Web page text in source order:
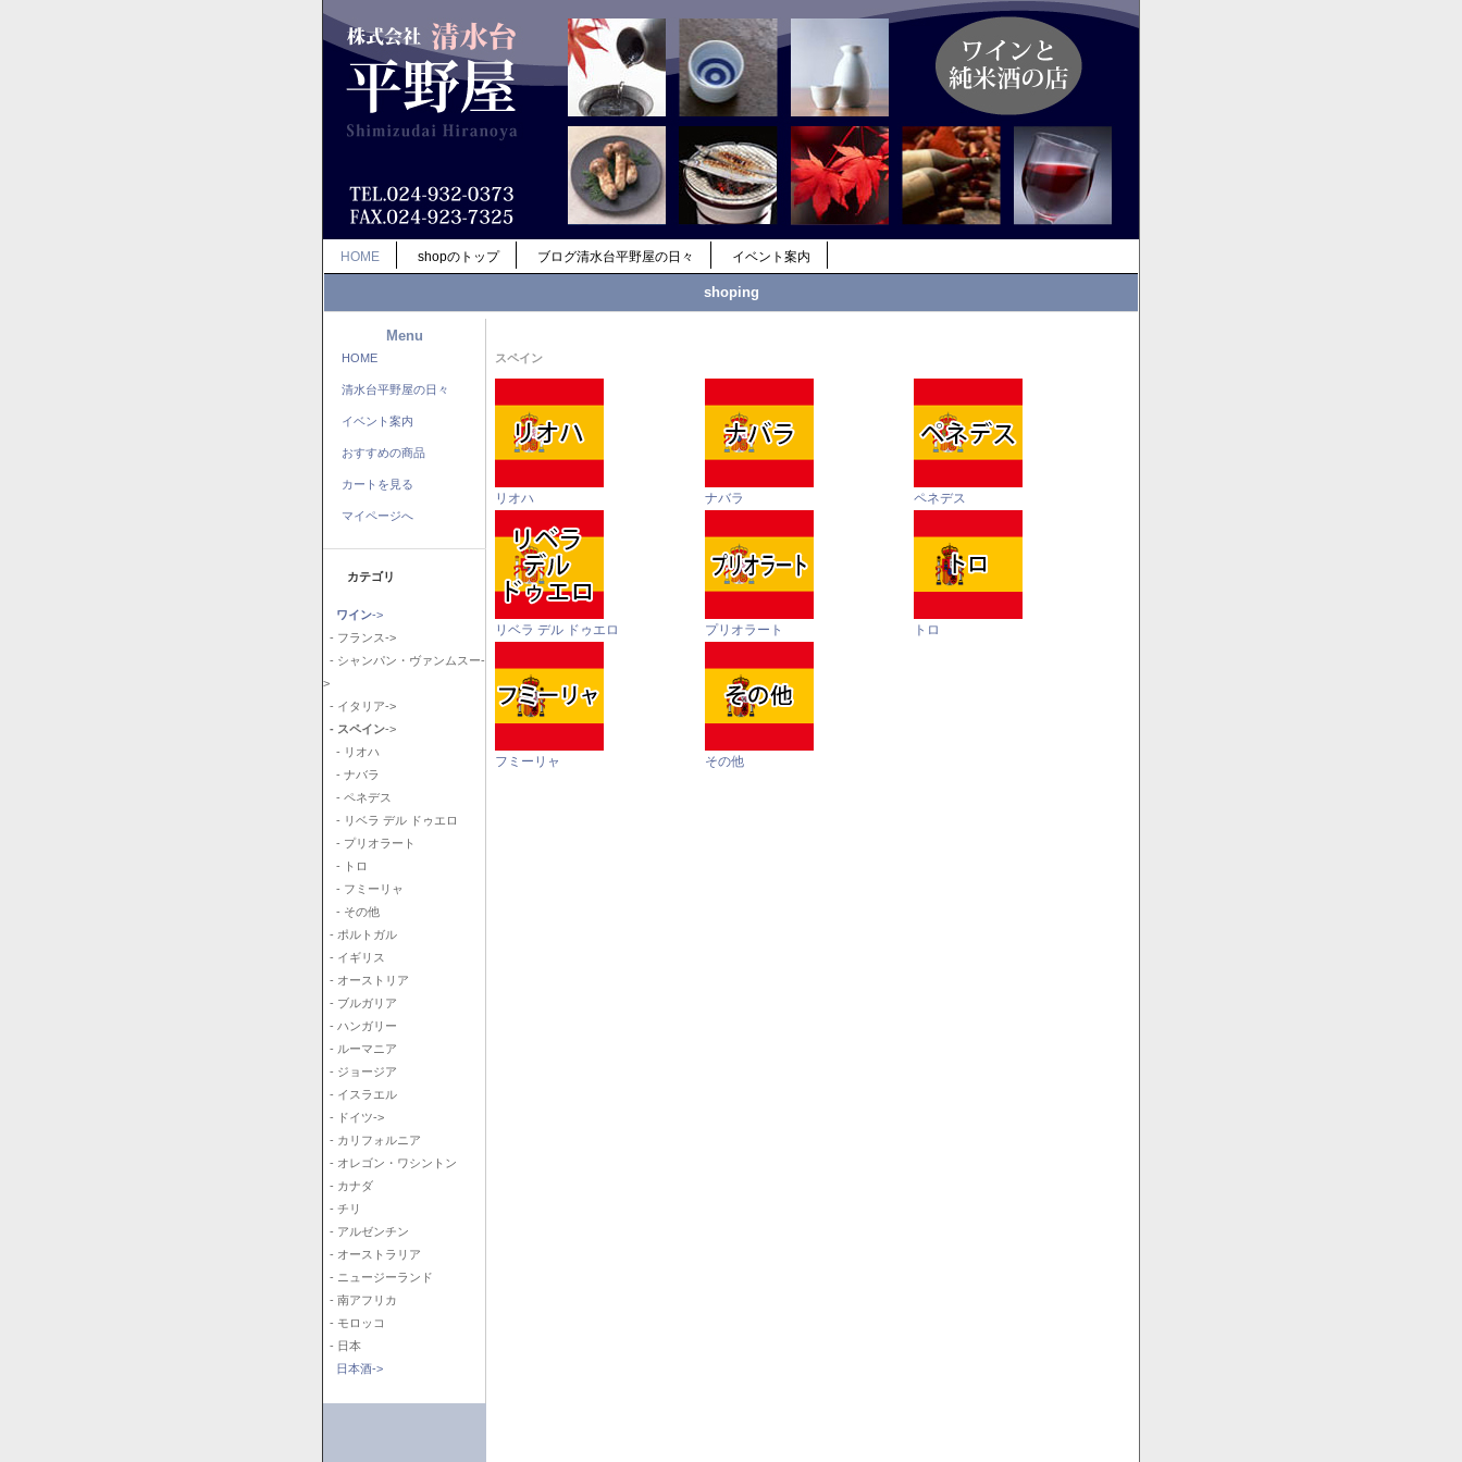
HOME shopのトップ ブログ清水台平野屋の日々 イベント案内
shoping
Menu
HOME
清水台平野屋の日々
イベント案内
おすすめの商品
カートを見る
マイページへ
カテゴリ
ワイン->
- フランス->
- シャンパン・ヴァンムスー-
>
- イタリア->
- スペイン->
- リオハ
- ナバラ
- ペネデス
- リベラ デル ドゥエロ
- プリオラート
- トロ
- フミーリャ
- その他
- ポルトガル
- イギリス
- オーストリア
- ブルガリア
- ハンガリー
- ルーマニア
- ジョージア
- イスラエル
- ドイツ->
- カリフォルニア
- オレゴン・ワシントン
- カナダ
- チリ
- アルゼンチン
- オーストラリア
- ニュージーランド
- 南アフリカ
- モロッコ
- 日本
日本酒->
スペイン
リオハ ナバラ ペネデス
リベラ デル ドゥエロ プリオラート トロ
フミーリャ その他